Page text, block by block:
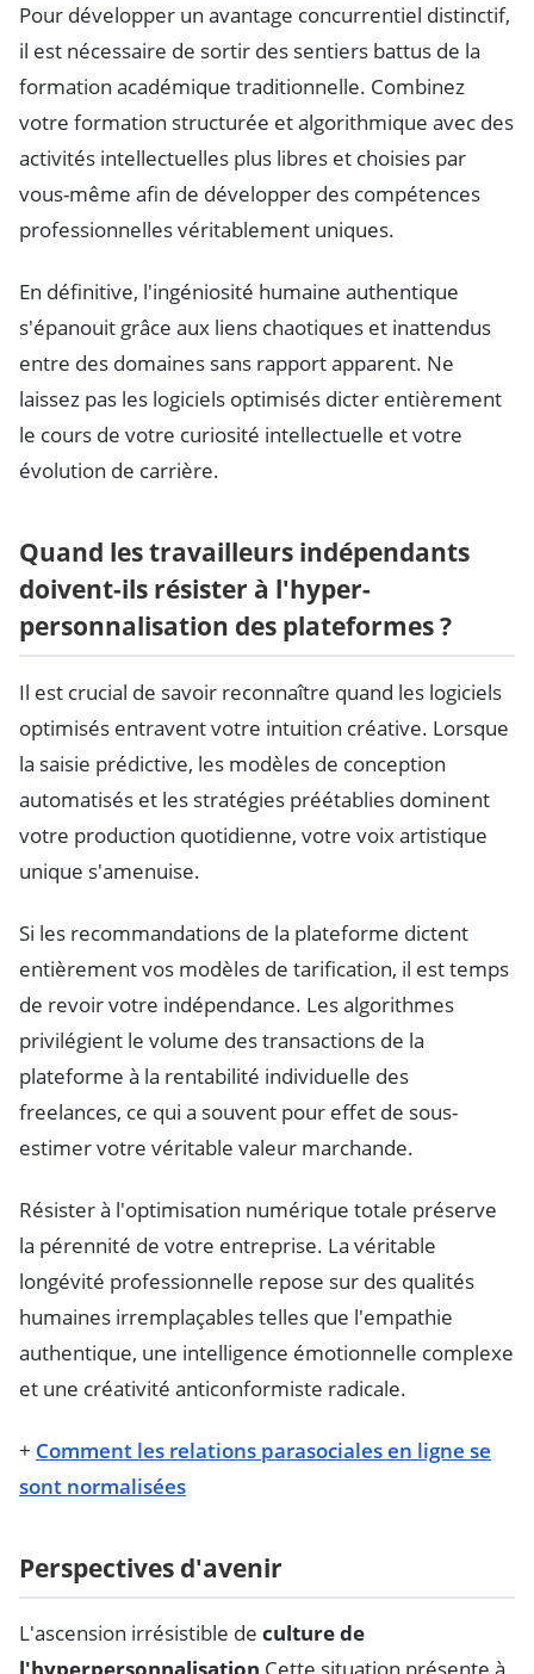
Pour développer un avantage concurrentiel distinctif,
il est nécessaire de sortir des sentiers battus de la
formation académique traditionnelle. Combinez
votre formation structurée et algorithmique avec des
activités intellectuelles plus libres et choisies par
vous-même afin de développer des compétences
professionnelles véritablement uniques.
En définitive, l'ingéniosité humaine authentique
s'épanouit grâce aux liens chaotiques et inattendus
entre des domaines sans rapport apparent. Ne
laissez pas les logiciels optimisés dicter entièrement
le cours de votre curiosité intellectuelle et votre
évolution de carrière.
Quand les travailleurs indépendants
doivent-ils résister à l'hyper-
personnalisation des plateformes ?
Il est crucial de savoir reconnaître quand les logiciels
optimisés entravent votre intuition créative. Lorsque
la saisie prédictive, les modèles de conception
automatisés et les stratégies préétablies dominent
votre production quotidienne, votre voix artistique
unique s'amenuise.
Si les recommandations de la plateforme dictent
entièrement vos modèles de tarification, il est temps
de revoir votre indépendance. Les algorithmes
privilégient le volume des transactions de la
plateforme à la rentabilité individuelle des
freelances, ce qui a souvent pour effet de sous-
estimer votre véritable valeur marchande.
Résister à l'optimisation numérique totale préserve
la pérennité de votre entreprise. La véritable
longévité professionnelle repose sur des qualités
humaines irremplaçables telles que l'empathie
authentique, une intelligence émotionnelle complexe
et une créativité anticonformiste radicale.
+ Comment les relations parasociales en ligne se
sont normalisées
Perspectives d'avenir
L'ascension irrésistible de culture de